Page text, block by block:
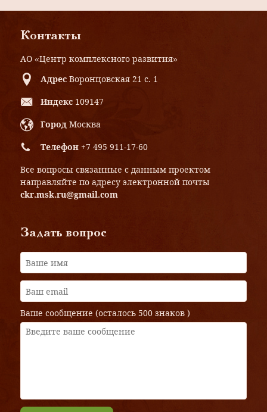
Контакты
АО «Центр комплексного развития»
Адрес Воронцовская 21 с. 1
Индекс 109147
Город Москва
Телефон +7 495 911-17-60
Все вопросы связанные с данным проектом
направляйте по адресу электронной почты
ckr.msk.ru@gmail.com
Задать вопрос
Ваше сообщение (осталось 500 знаков )